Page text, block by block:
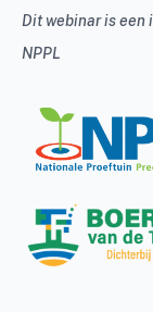
Dit webinar is een
NPPL